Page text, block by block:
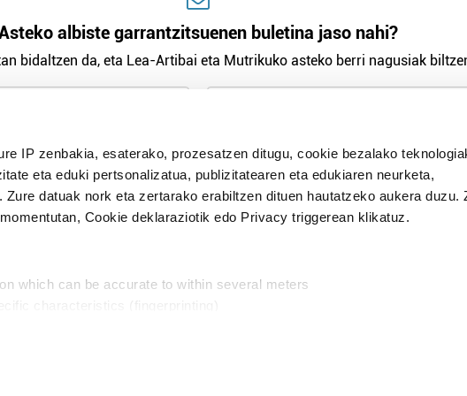
IP zenbakia, esaterako, prozesatzen ditugu, cookie bezalako
eta eduki pertsonalizatua, publizitatearen eta edukiaren neurketa,
datuak nork eta zertarako erabiltzen dituen hautatzeko aukera duzu.
Cookie deklaraziotik edo Privacy triggerean klikatuz.
which can be accurate to within several meters
albiste garrantzitsuenen buletina jaso nahi?
bidaltzen da, eta Lea-Artibai eta Mutrikuko asteko berri nagusiak
Harpidetu
modu librean kontatzea da gure eginkizuna. Horretarako zure